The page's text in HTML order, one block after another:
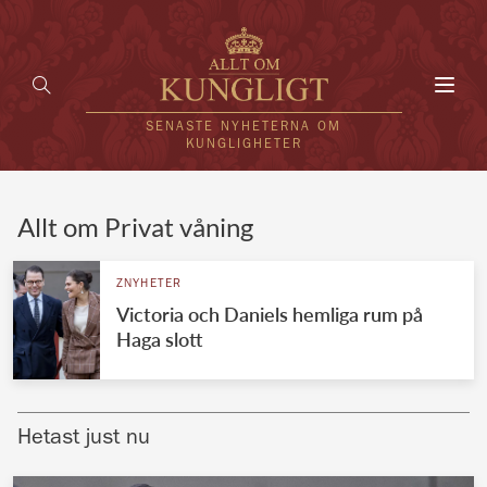
SENASTE NYHETERNA OM
KUNGLIGHETER
UTLÄNDSKT
VÄRLDENS KUNGAHUS
Allt om Privat våning
ZNYHETER
Victoria och Daniels hemliga rum på
Haga slott
Hetast just nu